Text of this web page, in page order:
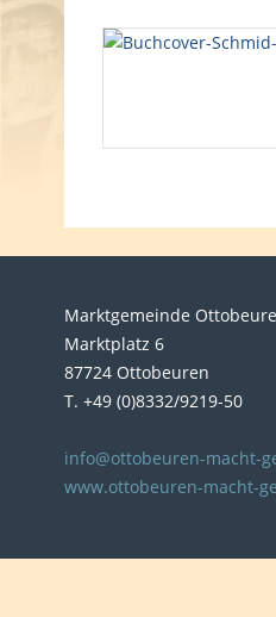
Marktgemeinde
Marktplatz 6
87724 Ottobeuren
T. +49 (0)8332/9219-50
info@ottobeuren-macht-
www.ottobeuren-macht-